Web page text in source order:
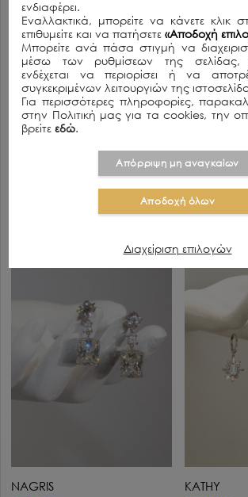
160.00€
NAGRIS KATHY
ενδιαφέρει.
Εναλλακτικά, μπορείτε να κάνετε κλικ
επιθυμείτε και να πατήσετε«Αποδοχή
Μπορείτε ανά πάσα στιγμή να
μέσω των ρυθμίσεων της
ενδέχεται να περιορίσει ή να
συγκεκριμένων λειτουργιών της
Για περισσότερες πληροφορίες,
στην Πολιτική μας για τα cookies, την
βρείτεεδώ.
Απόρριψη μη αναγκαίων
Αποδοχή όλων
Διαχείριση επιλογών